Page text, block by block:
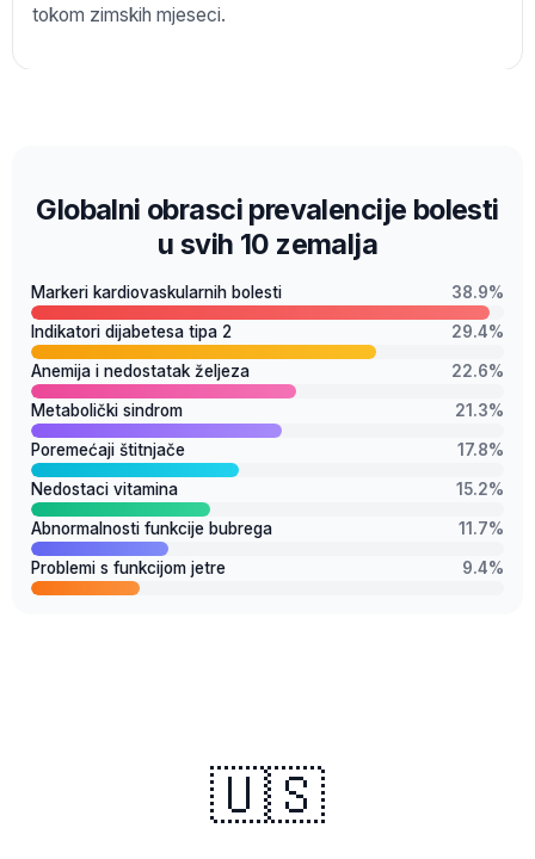
tokom zimskih mjeseci.
Globalni obrasci prevalencije bolesti
u svih 10 zemalja
Markeri kardiovaskularnih bolesti 38.9%
Indikatori dijabetesa tipa 2 29.4%
Anemija i nedostatak željeza 22.6%
Metabolički sindrom 21.3%
Poremećaji štitnjače 17.8%
Nedostaci vitamina 15.2%
Abnormalnosti funkcije bubrega 11.7%
Problemi s funkcijom jetre 9.4%
🇺🇸